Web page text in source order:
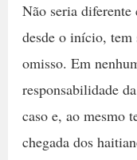
Não seria diferente
desde o início,
omisso. Em
responsabilidade
caso e, ao mesmo
chegada dos